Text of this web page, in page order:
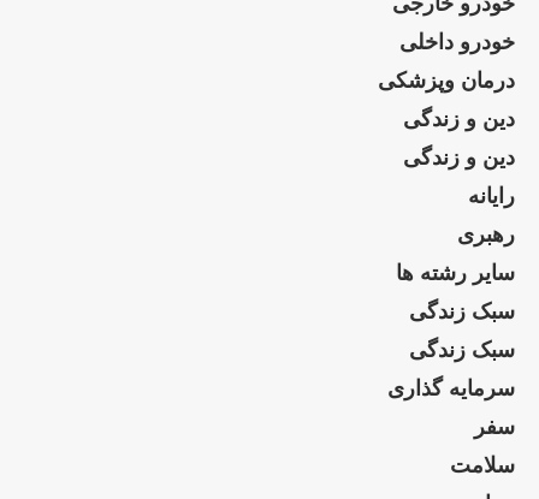
خودرو داخلی
درمان وپزشکی
دین و زندگی
دین و زندگی
رایانه
رهبری
سایر رشته ها
سبک زندگی
سبک زندگی
سرمایه گذاری
سفر
سلامت